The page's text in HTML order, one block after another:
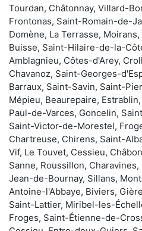
Tourdan, Châtonnay, Villard-
Frontonas, Saint-Romain-de-
Domène, La Terrasse,
Buisse, Saint-Hilaire-de-la-
Amblagnieu, Côtes-d'Arey,
Chavanoz, Saint-Georges-
Barraux, Saint-Savin, Saint-
Mépieu, Beaurepaire,
Paul-de-Varces, Goncelin,
Saint-Victor-de-Morestel,
Chartreuse, Chirens, Saint-
Vif, Le Touvet, Cessieu,
Sanne, Roussillon,
Jean-de-Bournay, Sillans,
Antoine-l'Abbaye, Biviers,
Saint-Lattier, Miribel-les-
Froges, Saint-Étienne-de-